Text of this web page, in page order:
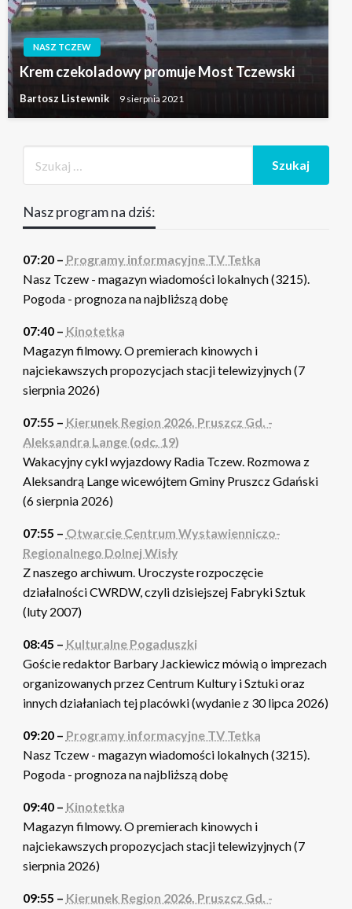
NASZ TCZEW
Krem czekoladowy promuje Most Tczewski
Bartosz Listewnik 9 sierpnia 2021
Nasz program na dziś:
07:20 – Programy informacyjne TV Tetka
Nasz Tczew - magazyn wiadomości lokalnych (3215).
Pogoda - prognoza na najbliższą dobę
07:40 – Kinotetka
Magazyn filmowy. O premierach kinowych i
najciekawszych propozycjach stacji telewizyjnych (7
sierpnia 2026)
07:55 – Kierunek Region 2026. Pruszcz Gd. -
Aleksandra Lange (odc. 19)
Wakacyjny cykl wyjazdowy Radia Tczew. Rozmowa z
Aleksandrą Lange wicewójtem Gminy Pruszcz Gdański
(6 sierpnia 2026)
07:55 – Otwarcie Centrum Wystawienniczo-
Regionalnego Dolnej Wisły
Z naszego archiwum. Uroczyste rozpoczęcie
działalności CWRDW, czyli dzisiejszej Fabryki Sztuk
(luty 2007)
08:45 – Kulturalne Pogaduszki
Goście redaktor Barbary Jackiewicz mówią o imprezach
organizowanych przez Centrum Kultury i Sztuki oraz
innych działaniach tej placówki (wydanie z 30 lipca 2026)
09:20 – Programy informacyjne TV Tetka
Nasz Tczew - magazyn wiadomości lokalnych (3215).
Pogoda - prognoza na najbliższą dobę
09:40 – Kinotetka
Magazyn filmowy. O premierach kinowych i
najciekawszych propozycjach stacji telewizyjnych (7
sierpnia 2026)
09:55 – Kierunek Region 2026. Pruszcz Gd. -